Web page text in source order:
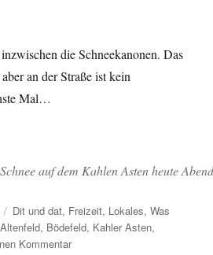
die Schneekanonen. Das
an der Straße ist kein
Mal…
auf dem Kahlen Asten heute
Kategorien
Dit und dat, Freizeit, Lokales,Was
Schlagwörter
Altenfeld, Bödefeld, Kahler Asten,
Kommentarzu